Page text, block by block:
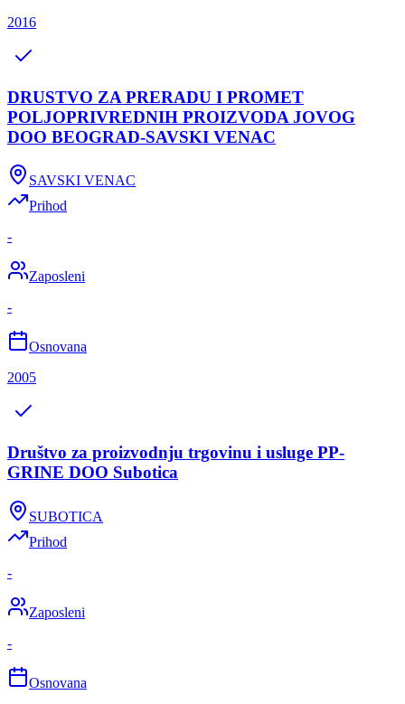
2016
DRUSTVO ZA PRERADU I PROMET
POLJOPRIVREDNIH PROIZVODA JOVOG
DOO BEOGRAD-SAVSKI VENAC
SAVSKI VENAC
Prihod
-
Zaposleni
-
Osnovana
2005
Društvo za proizvodnju trgovinu i usluge PP-
GRINE DOO Subotica
SUBOTICA
Prihod
-
Zaposleni
-
Osnovana